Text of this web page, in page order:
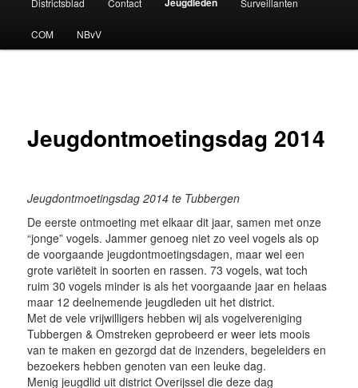
Districtsblad Contact Surveillanten
COM NBvV
Jeugdontmoetingsdag 2014
Jeugdontmoetingsdag 2014 te Tubbergen
De eerste ontmoeting met elkaar dit jaar, samen met onze
“jonge” vogels. Jammer genoeg niet zo veel vogels als op
de voorgaande jeugdontmoetingsdagen, maar wel een
grote variëteit in soorten en rassen. 73 vogels, wat toch
ruim 30 vogels minder is als het voorgaande jaar en helaas
maar 12 deelnemende jeugdleden uit het district.
Met de vele vrijwilligers hebben wij als vogelvereniging
Tubbergen & Omstreken geprobeerd er weer iets moois
van te maken en gezorgd dat de inzenders, begeleiders en
bezoekers hebben genoten van een leuke dag.
Menig jeugdlid uit district Overijssel die deze dag